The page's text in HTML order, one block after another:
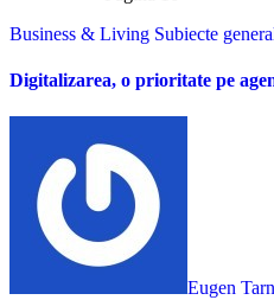
Business & Living Subiecte
Digitalizarea, o prioritate pe
Eugen